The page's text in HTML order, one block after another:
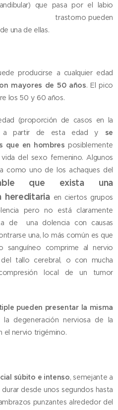
que pasa por el labio
trastorno pueden
una de ellas.
producirse a cualquier edad
mayores de 50 años. El pico
los 50 y 60 años.
(proporción de casos en la
a partir de esta edad y se
que en hombres posiblemente
del sexo femenino. Algunos
como uno de los achaques del
que exista una
hereditaria en ciertos grupos
pero no está claramente
de una dolencia con causas
una, lo más común es que
sanguíneo comprime al nervio
tallo cerebral, o con mucha
local de un tumor
pueden presentar la misma
degeneración nerviosa de la
el nervio trigémino.
súbito e intenso, semejante a
desde unos segundos hasta
punzantes alrededor del